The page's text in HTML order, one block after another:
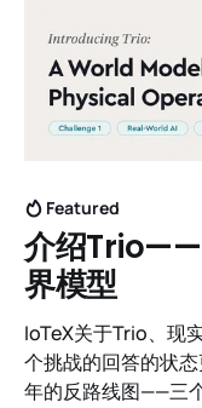
Featured
介绍Trio——
界模型
IoTeX关于Trio、现
个挑战的回答的状
年的反路线图——三